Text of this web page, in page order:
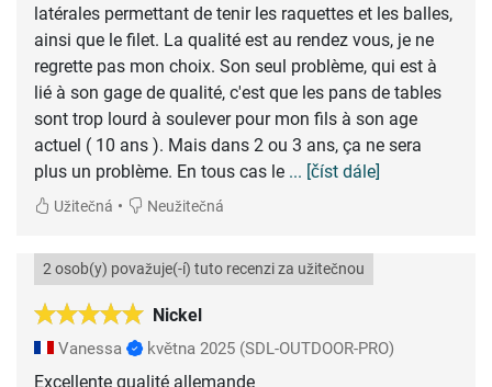
latérales permettant de tenir les raquettes et les balles,
ainsi que le filet. La qualité est au rendez vous, je ne
regrette pas mon choix. Son seul problème, qui est à
lié à son gage de qualité, c'est que les pans de tables
sont trop lourd à soulever pour mon fils à son age
actuel ( 10 ans ). Mais dans 2 ou 3 ans, ça ne sera
plus un problème. En tous cas le ... [číst dále]
Užitečná • Neužitečná
Nickel
2 osob(y) považuje(-í) tuto recenzi za užitečnou
Vanessa května 2025 (SDL-OUTDOOR-PRO)
Excellente qualité allemande